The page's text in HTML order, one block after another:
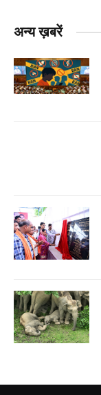
अन्य ख़बरें